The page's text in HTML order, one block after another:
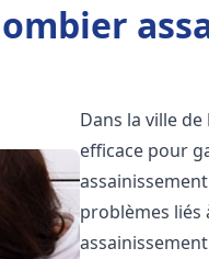
Dans la ville de
efficace pour
assainissement
problèmes liés
assainissement